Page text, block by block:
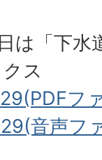
は「下水
ス
フ
音声フ